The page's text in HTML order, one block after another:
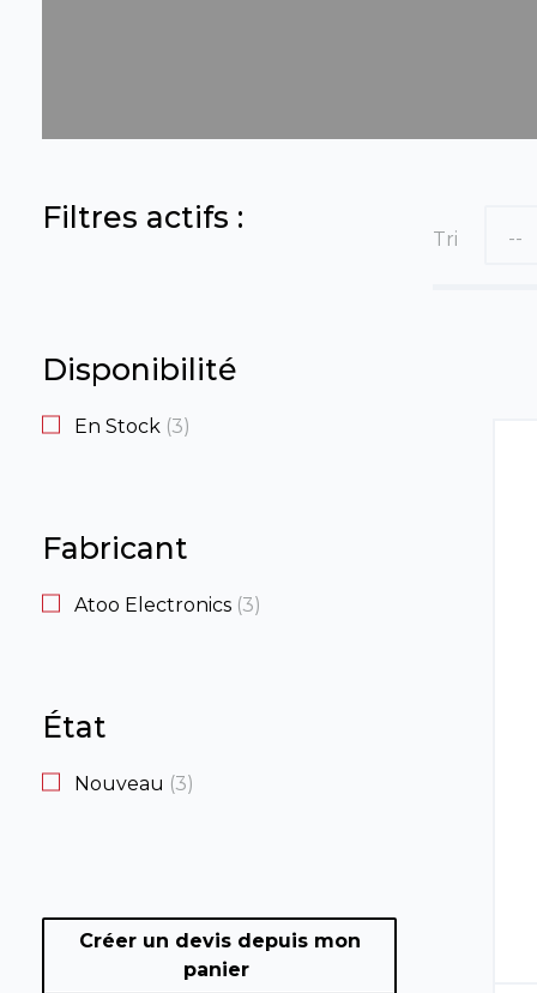
Tri --
Filtres actifs :
Disponibilité
En Stock 3
Fabricant
Atoo Electronics 3
État
Nouveau 3
Créer un devis depuis mon
panier